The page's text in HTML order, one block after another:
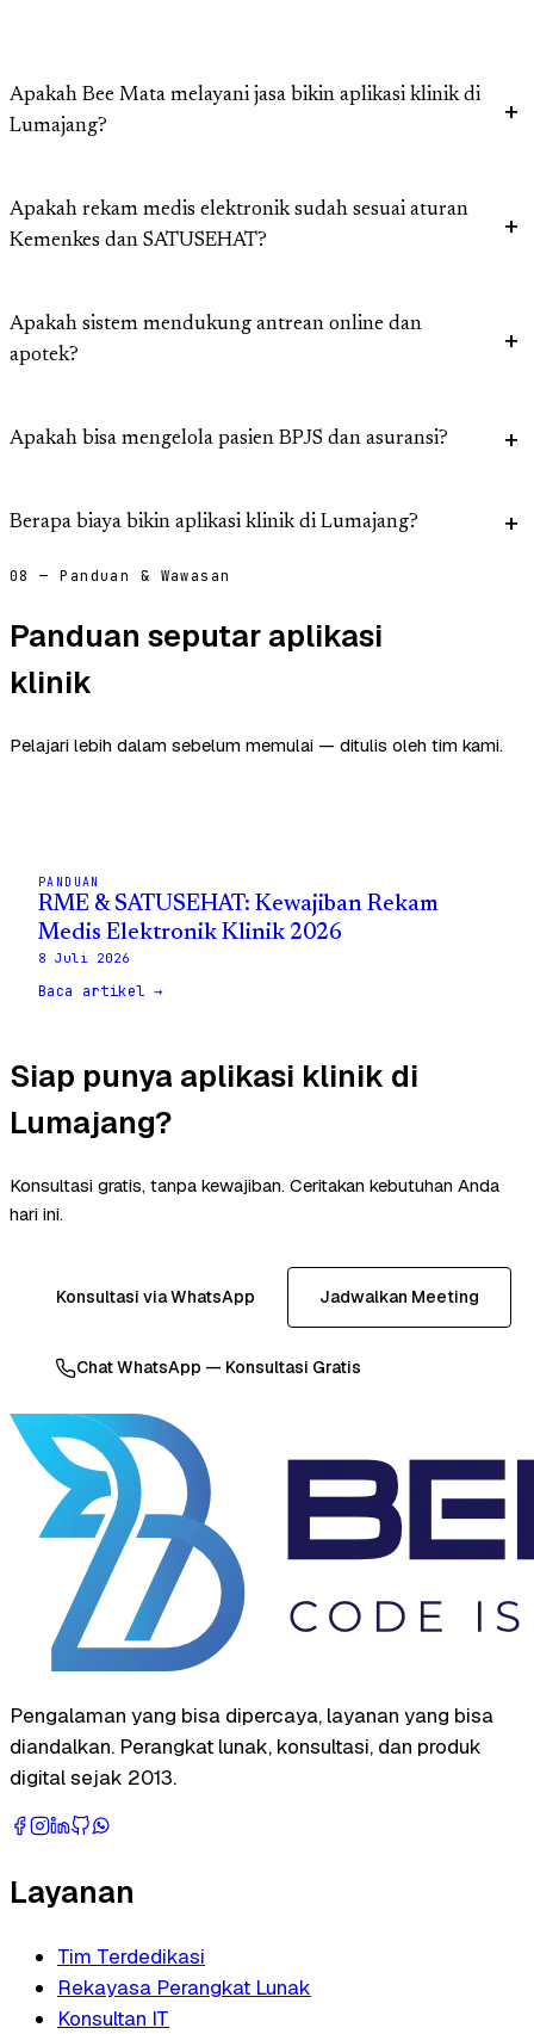
Apakah Bee Mata melayani jasa bikin aplikasi klinik di
Lumajang?
Apakah rekam medis elektronik sudah sesuai aturan
Kemenkes dan SATUSEHAT?
Apakah sistem mendukung antrean online dan
apotek?
Apakah bisa mengelola pasien BPJS dan asuransi?
Berapa biaya bikin aplikasi klinik di Lumajang?
08 — Panduan & Wawasan
Panduan seputar aplikasi
klinik
Pelajari lebih dalam sebelum memulai — ditulis oleh tim kami.
PANDUAN
RME & SATUSEHAT: Kewajiban Rekam
Medis Elektronik Klinik 2026
8 Juli 2026
Baca artikel →
Siap punya aplikasi klinik di
Lumajang?
Konsultasi gratis, tanpa kewajiban. Ceritakan kebutuhan Anda
hari ini.
Konsultasi via WhatsApp Jadwalkan Meeting
Chat WhatsApp — Konsultasi Gratis
Pengalaman yang bisa dipercaya, layanan yang bisa
diandalkan. Perangkat lunak, konsultasi, dan produk
digital sejak 2013.
Layanan
Tim Terdedikasi
Rekayasa Perangkat Lunak
Konsultan IT